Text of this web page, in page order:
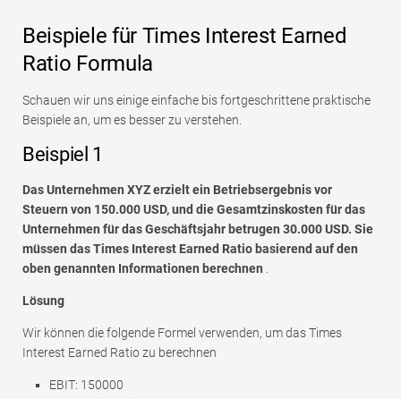
Beispiele für Times Interest Earned
Ratio Formula
Schauen wir uns einige einfache bis fortgeschrittene praktische
Beispiele an, um es besser zu verstehen.
Beispiel 1
Das Unternehmen XYZ erzielt ein Betriebsergebnis vor
Steuern von 150.000 USD, und die Gesamtzinskosten für das
Unternehmen für das Geschäftsjahr betrugen 30.000 USD. Sie
müssen das Times Interest Earned Ratio basierend auf den
oben genannten Informationen berechnen
Lösung
Wir können die folgende Formel verwenden, um das Times
Interest Earned Ratio zu berechnen
EBIT: 150000